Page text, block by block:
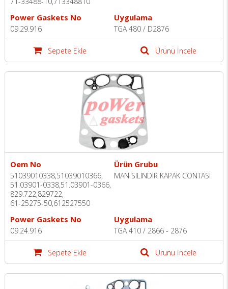
Power Gaskets No
09.29.916
Uygulama
TGA 480 / D2876
Sepete Ekle Ürünü İncele
Oem No
51039010338,51039010366,
51.03901-0338,51.03901-0366,
829.722,829722,
61-25275-50,612527550
Ürün Grubu
MAN SILINDIR KAPAK CONTASI
Power Gaskets No
09.24.916
Uygulama
TGA 410 / 2866 - 2876
Sepete Ekle Ürünü İncele